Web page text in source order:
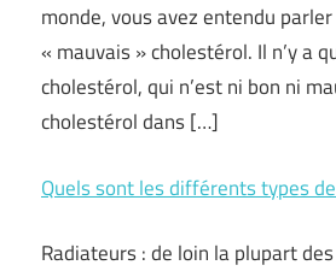
monde, vous avez entendu
« mauvais » cholestérol. Il n’y a
cholestérol, qui n’est ni bon ni
cholestérol dans […]
Quels sont les différents types
Radiateurs : de loin la plupart